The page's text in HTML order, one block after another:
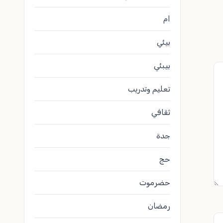
ام
بيئي
بيبئي
تعليم وتدريب
ثقافي
جدة
حج
حضرموت
رمضان